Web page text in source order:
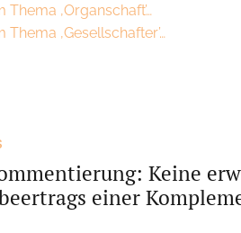
Thema ‚Organschaft’…
Thema ‚Gesellschafter’…
Keine
einer